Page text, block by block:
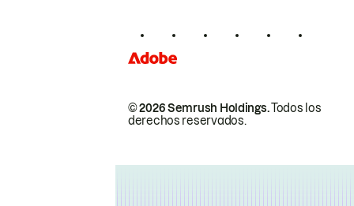
© 2026 Semrush Holdings.Todos los
derechos reservados.